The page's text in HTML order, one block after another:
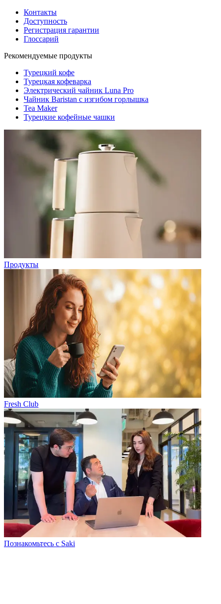
Контакты
Доступность
Регистрация гарантии
Глоссарий
Рекомендуемые продукты
Турецкий кофе
Турецкая кофеварка
Электрический чайник Luna Pro
Чайник Baristan с изгибом горлышка
Tea Maker
Турецкие кофейные чашки
Продукты
Fresh Club
Познакомьтесь с Saki